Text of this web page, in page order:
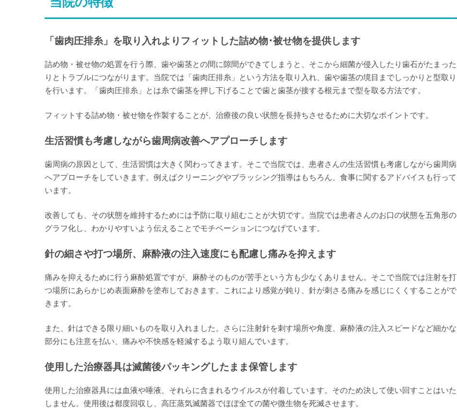
「歯肉圧排糸」を取り入れよりフィットした詰め物･被せ物を提供します
詰め物・被せ物の処置を行う際、歯や歯茎との間に隙間ができてしまうと、そこから細菌が侵入したり歯石がたまった
りとトラブルにつながります。当院では「歯肉圧排糸」という方法を取り入れ、歯や歯茎の境目までしっかりと型取り
を行います。「歯肉圧排糸」とは糸で歯茎を押し下げることで歯と歯茎が接する根元まで型を取る方法です。
フィットする詰め物・被せ物を作製することが、治療後の良い状態を長持ちさせるために大切なポイントです。
生活習慣も考慮しながら歯周病改善へアプローチします
歯周病の原因として、生活習慣は大きく関わってきます。そこで当院では、患者さんの生活習慣も考慮しながら歯周病
へアプローチをしていきます。例えばクリーニングやブラッシング指導はもちろん、食事に関するアドバイスも行って
います。
改善しても、その状態を維持するためには予防に取り組むことが大切です。当院では患者さんのお口の状態を五角形の
グラフ化し、わかりやすいよう伝えることでモチベーションにつなげています。
針の細さや打つ場所、麻酔液の注入速度にも配慮し痛みを抑えます
痛みを抑えるために行う麻酔処置ですが、麻酔そのものが苦手という方も少なくありません。そこで当院では注射を打
つ場所にあらかじめ表面麻酔を塗布しておきます。これにより感覚が鈍り、針が刺さる痛みを感じにくくすることがで
きます。
また、針はできる限り細いものを取り入れました。さらに注射針を刺す場所や角度、麻酔液の注入スピードなど細かな
部分にも注意を払い、痛みや不快感を軽減するよう取り組んでいます。
使用した治療器具は滅菌後パッキングしたまま保管します
使用した治療器具には血液や唾液、それらに含まれるウイルスが付着しています。そのため決して使い回すことはいた
しません。使用後は都度回収し、高圧蒸気滅菌器でほぼ全ての菌や微生物を死滅させます。